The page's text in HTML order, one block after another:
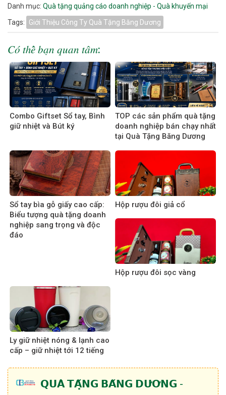
Danh mục: Quà tặng quảng cáo doanh nghiệp - Quà khuyến mại
Tags:
Giới Thiệu Công Ty Quà Tặng Băng Dương
𝐶𝑜́ 𝑡ℎ𝑒̂̉ 𝑏𝑎̣𝑛 𝑞𝑢𝑎𝑛 𝑡𝑎̂𝑚:
Combo Giftset Sổ tay, Bình
giữ nhiệt và Bút ký
TOP các sản phẩm quà tặng
doanh nghiệp bán chạy nhất
tại Quà Tặng Băng Dương
Sổ tay bìa gỗ giấy cao cấp:
Biểu tượng quà tặng doanh
nghiệp sang trọng và độc
đáo
Hộp rượu đôi giả cổ
Hộp rượu đôi sọc vàng
Ly giữ nhiệt nóng & lạnh cao
cấp – giữ nhiệt tới 12 tiếng
𝗤𝗨𝗔̀ 𝗧𝗔̣̆𝗡𝗚 𝗕𝗔̆𝗡𝗚 𝗗𝗨̛𝗢̛𝗡𝗚 -